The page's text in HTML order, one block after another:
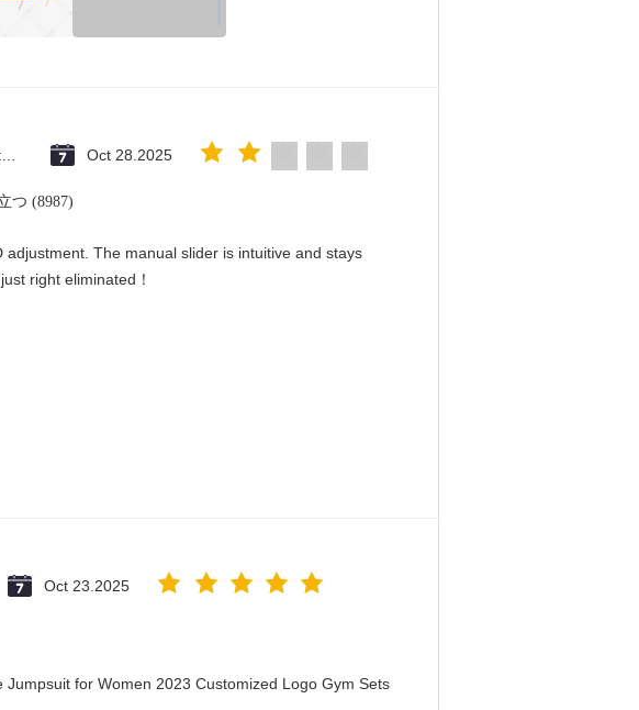
Saint Vincent and the Grenadines Oct 28.2025
つ (8987)
adjustment. The manual slider is intuitive and stays
right eliminated！
Oct 23.2025
Jumpsuit for Women 2023 Customized Logo Gym Sets